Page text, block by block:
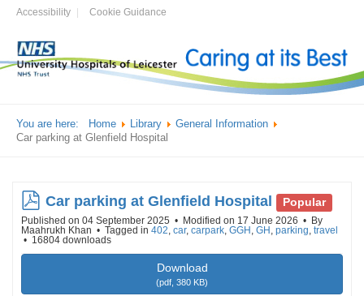
Accessibility Cookie Guidance
You are here: Home Library
General Information
Car parking at Glenfield Hospital
pdf
Car parking at Glenfield Hospital Popular
Published on 04 September 2025 Modified on 17 June 2026
By
Maahrukh Khan
Tagged in 402, car, carpark, GGH , GH , parking, travel
16804 downloads
Download
(pdf, 380 KB)